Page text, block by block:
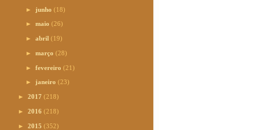
► junho(18)
►maio(26)
►abril(19)
►março(28)
►fevereiro(21)
► janeiro(23)
► 2017 (218)
► 2016 (218)
► 2015 (352)